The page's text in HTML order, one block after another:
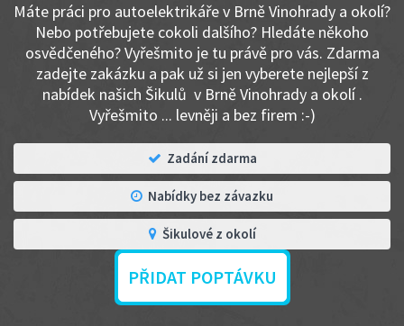
Máte práci pro autoelektrikáře v Brně Vinohrady a okolí?
Nebo potřebujete cokoli dalšího? Hledáte někoho
osvědčeného? Vyřešmito je tu právě pro vás. Zdarma
zadejte zakázku a pak už si jen vyberete nejlepší z
nabídek našich Šikulů v Brně Vinohrady a okolí .
Vyřešmito ... levněji a bez firem :-)
Zadání zdarma
Nabídky bez závazku
Šikulové z okolí
PŘIDAT POPTÁVKU